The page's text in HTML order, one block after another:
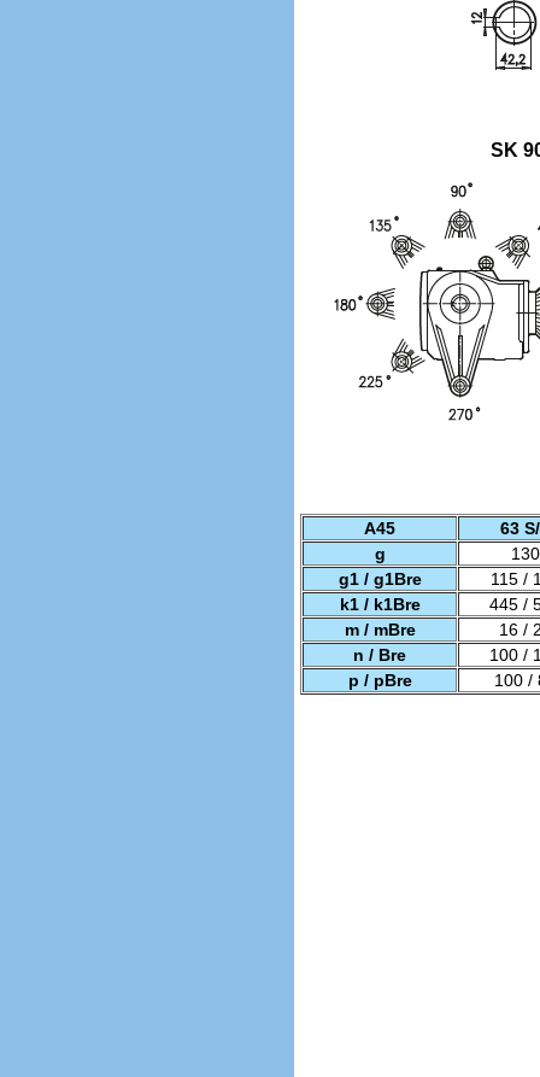
SK
A45
63
g
130
g1 / g1Bre
115 /
k1 / k1Bre
445 /
m / mBre
16 /
n / Bre
100 /
p / pBre
100 /